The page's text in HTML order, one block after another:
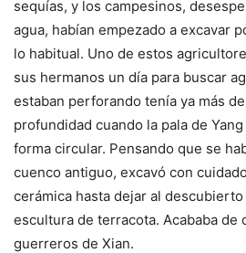
sequías, y los campesinos,
agua, habían empezado a excavar
lo habitual. Uno de estos
sus hermanos un día para buscar
estaban perforando tenía ya más
profundidad cuando la pala de
forma circular. Pensando que se
cuenco antiguo, excavó con
cerámica hasta dejar al
escultura de terracota. Acababa de
guerreros de Xian.